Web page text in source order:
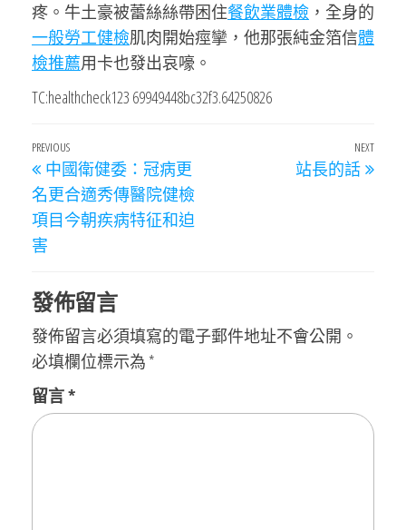
疼。牛土豪被蕾絲絲帶困住餐飲業體檢 ，全身的
一般勞工健檢肌肉開始痙攣，他那張純金箔信體
檢推薦用卡也發出哀嚎。
TC:healthcheck123 69949448bc32f3.64250826
文
章
導
覽
Previous
Post
PREVIOUS
中國衛健委：冠病更
名更合適秀傳醫院健檢
項目今朝疾病特征和迫
害
Next
Post
NEXT
站長的話
發佈留言
發佈留言必須填寫的電子郵件地址不會公開。
必填欄位標示為 *
留言*